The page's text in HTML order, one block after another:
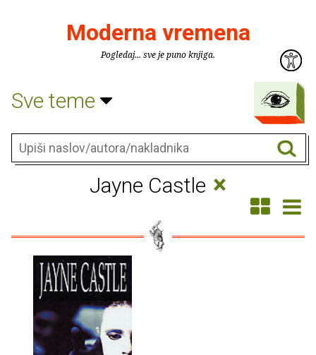
Moderna vremena
Pogledaj... sve je puno knjiga.
Sve teme
Jayne Castle ×